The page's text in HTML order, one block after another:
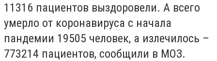
11316 пациентов выздоровели. А всего
умерло от коронавируса с начала
пандемии 19505 человек, а излечилось –
773214 пациентов, сообщили в МОЗ.